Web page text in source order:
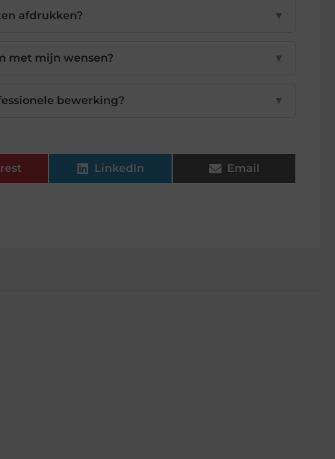
afdrukken? ▼
met mijn wensen? ▼
bewerking? ▼
LinkedIn Email